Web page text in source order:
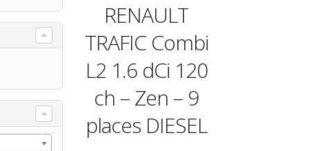
RENAULT
TRAFIC Combi
L2 1.6 dCi 120
ch – Zen – 9
places DIESEL